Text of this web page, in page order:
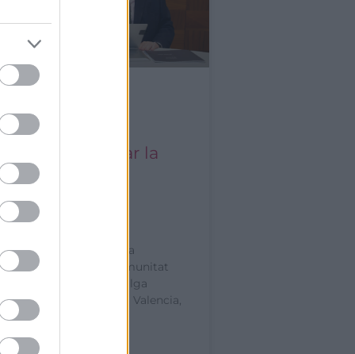
y Cámara
renuevan su
para impulsar la
y la
valencianas
06/2026.- La directora
CaixaBank en la Comunitat
y Región de Murcia, Olga
presidente de Cámara Valencia,